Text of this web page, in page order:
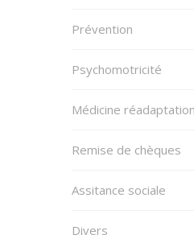
Prévention
Psychomotricité
Médicine réadaptation
Remise de chèques
Assitance sociale
Divers